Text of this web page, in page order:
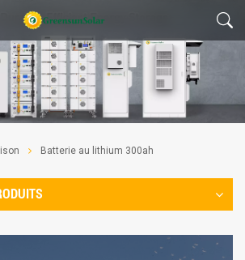
Batterie au lithium 300ah